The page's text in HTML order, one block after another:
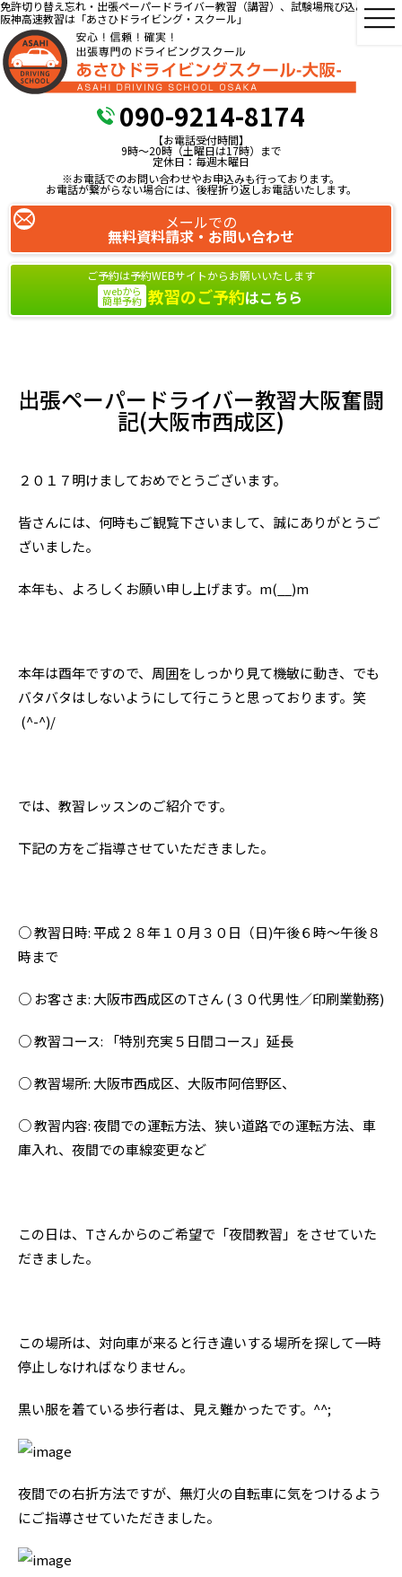
免許切り替え忘れ・出張ペーパードライバー教習（講習）、試験場飛び込み教習、
阪神高速教習は「あさひドライビング・スクール」
090-9214-8174
【お電話受付時間】
9時～20時（土曜日は17時）まで
定休日：毎週木曜日
※お電話でのお問い合わせやお申込みも行っております。
お電話が繋がらない場合には、後程折り返しお電話いたします。
メールでの
無料資料請求・お問い合わせ
ご予約は予約WEBサイトからお願いいたします
webから
簡単予約 教習のご予約はこちら
出張ペーパードライバー教習大阪奮闘
記(大阪市西成区)
２０１７明けましておめでとうございます。
皆さんには、何時もご観覧下さいまして、誠にありがとうご
ざいました。
本年も、よろしくお願い申し上げます。m(__)m
本年は酉年ですので、周囲をしっかり見て機敏に動き、でも
バタバタはしないようにして行こうと思っております。笑
(^-^)/
では、教習レッスンのご紹介です。
下記の方をご指導させていただきました。
○ 教習日時: 平成２８年１０月３０日（日)午後６時〜午後８
時まで
○ お客さま: 大阪市西成区のTさん (３０代男性／印刷業勤務)
○ 教習コース: 「特別充実５日間コース」延長
○ 教習場所: 大阪市西成区、大阪市阿倍野区、
○ 教習内容: 夜間での運転方法、狭い道路での運転方法、車
庫入れ、夜間での車線変更など
この日は、Tさんからのご希望で「夜間教習」をさせていた
だきました。
この場所は、対向車が来ると行き違いする場所を探して一時
停止しなければなりません。
黒い服を着ている歩行者は、見え難かったです。^^;
夜間での右折方法ですが、無灯火の自転車に気をつけるよう
にご指導させていただきました。